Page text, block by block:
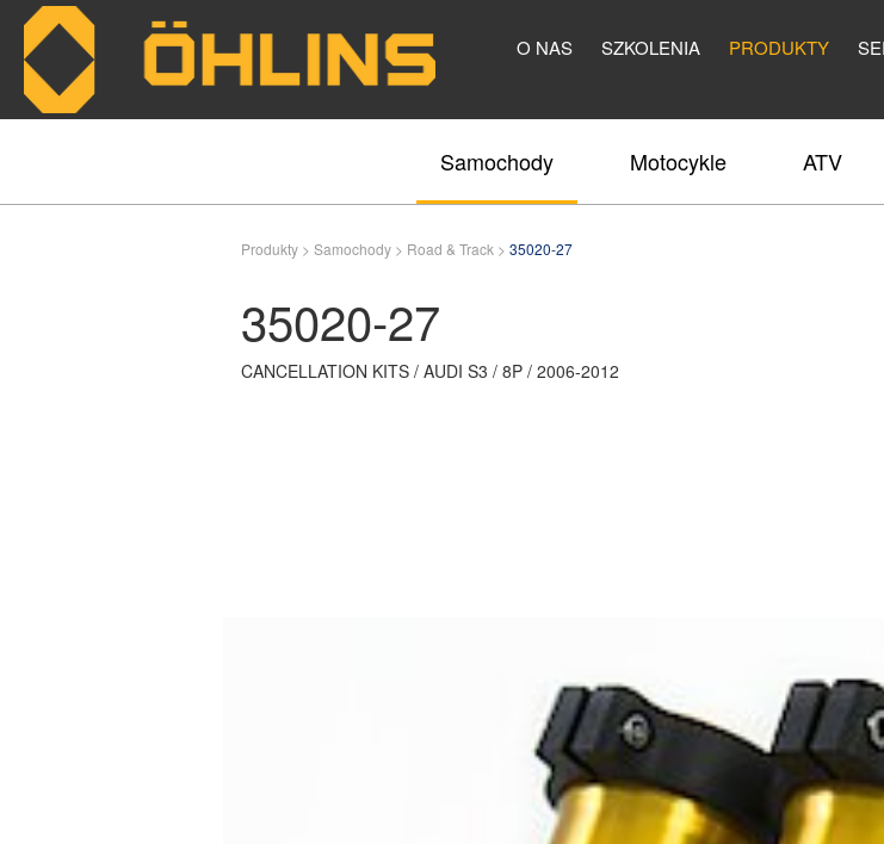
O NAS SZKOLENIA PRODUKTY
Samochody Motocykle ATV
Produkty > Samochody > Road & Track > 35020-27
35020-27
CANCELLATION KITS / AUDI S3 / 8P / 2006-2012